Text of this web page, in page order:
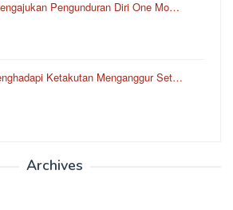
Pengunduran Diri One Mo…
Ketakutan Menganggur Set…
Archives